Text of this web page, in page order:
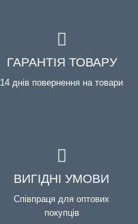
ГАРАНТІЯ ТОВАРУ
14 днів повернення на товари
ВИГІДНІ УМОВИ
Співпраця для оптових
покупців